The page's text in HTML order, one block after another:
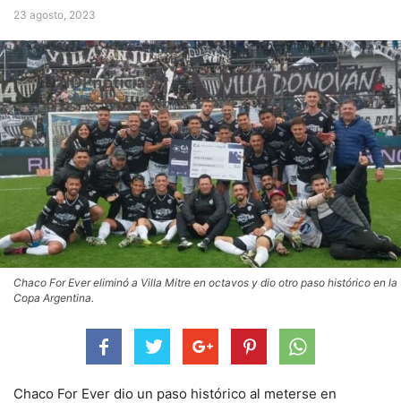
23 agosto, 2023
Chaco For Ever eliminó a Villa Mitre en octavos y dio otro paso histórico en la
Copa Argentina.
Chaco For Ever dio un paso histórico al meterse en